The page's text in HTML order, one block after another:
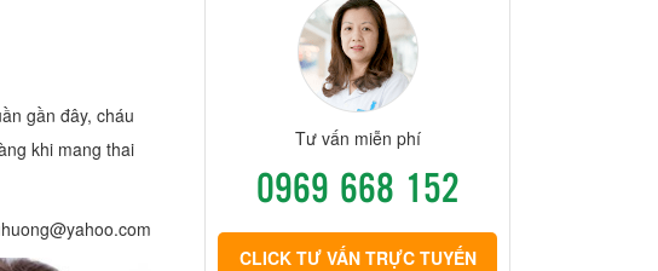
gần đây, cháu
khi mang thai
Tư vấn miễn phí
0969 668 152
CLICK TƯ VẤN TRỰC TUYẾN